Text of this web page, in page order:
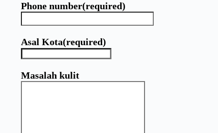
Phone number(required)
Asal Kota(required)
Masalah kulit